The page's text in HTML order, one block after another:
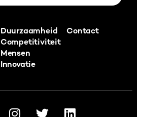
Duurzaamheid
Competitiviteit
Mensen
Innovatie
Contact